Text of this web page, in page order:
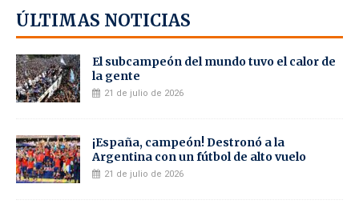
ÚLTIMAS NOTICIAS
El subcampeón del mundo tuvo el calor de
la gente
21 de julio de 2026
¡España, campeón! Destronó a la
Argentina con un fútbol de alto vuelo
21 de julio de 2026